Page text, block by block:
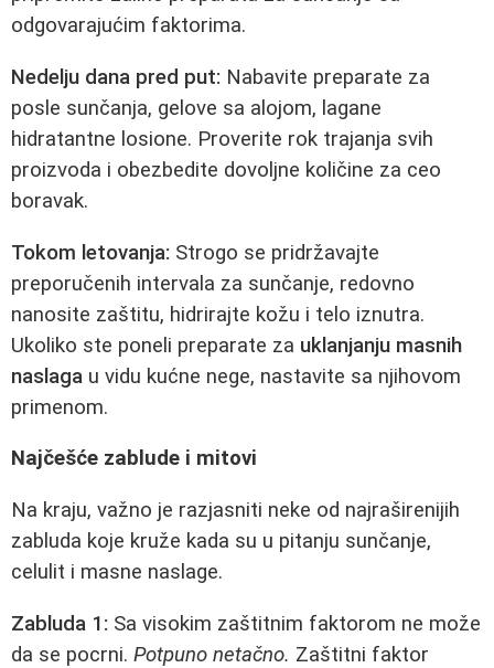
odgovarajućim faktorima.
Nedelju dana pred put: Nabavite preparate za
posle sunčanja, gelove sa alojom, lagane
hidratantne losione. Proverite rok trajanja svih
proizvoda i obezbedite dovoljne količine za ceo
boravak.
Tokom letovanja: Strogo se pridržavajte
preporučenih intervala za sunčanje, redovno
nanosite zaštitu, hidrirajte kožu i telo iznutra.
Ukoliko ste poneli preparate za uklanjanju masnih
naslaga u vidu kućne nege, nastavite sa njihovom
primenom.
Najčešće zablude i mitovi
Na kraju, važno je razjasniti neke od najraširenijih
zabluda koje kruže kada su u pitanju sunčanje,
celulit i masne naslage.
Zabluda 1: Sa visokim zaštitnim faktorom ne može
da se pocrni. Potpuno netačno. Zaštitni faktor